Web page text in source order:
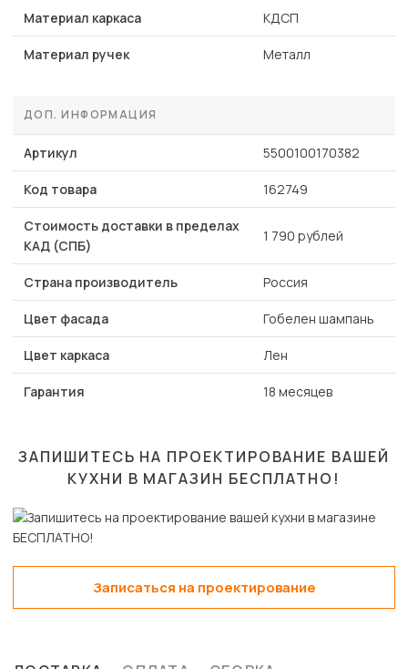
Материал каркаса КДСП
Материал ручек Металл
ДОП. ИНФОРМАЦИЯ
Артикул 5500100170382
Код товара 162749
Стоимость доставки в пределах
КАД (СПБ)
1 790 рублей
Страна производитель Россия
Цвет фасада Гобелен шампань
Цвет каркаса Лен
Гарантия 18 месяцев
ЗАПИШИТЕСЬ НА ПРОЕКТИРОВАНИЕ ВАШЕЙ
КУХНИ В МАГАЗИН БЕСПЛАТНО!
Записаться на проектирование